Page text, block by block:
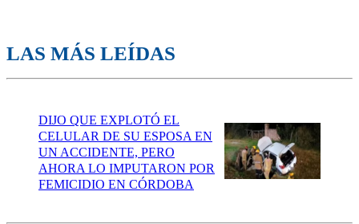
LAS MÁS LEÍDAS
DIJO QUE EXPLOTÓ EL
CELULAR DE SU ESPOSA EN
UN ACCIDENTE, PERO
AHORA LO IMPUTARON POR
FEMICIDIO EN CÓRDOBA